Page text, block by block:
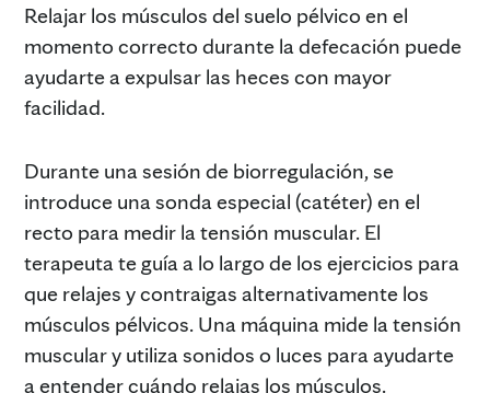
Relajar los músculos del suelo pélvico en el
momento correcto durante la defecación puede
ayudarte a expulsar las heces con mayor
facilidad.
Durante una sesión de biorregulación, se
introduce una sonda especial (catéter) en el
recto para medir la tensión muscular. El
terapeuta te guía a lo largo de los ejercicios para
que relajes y contraigas alternativamente los
músculos pélvicos. Una máquina mide la tensión
muscular y utiliza sonidos o luces para ayudarte
a entender cuándo relajas los músculos.